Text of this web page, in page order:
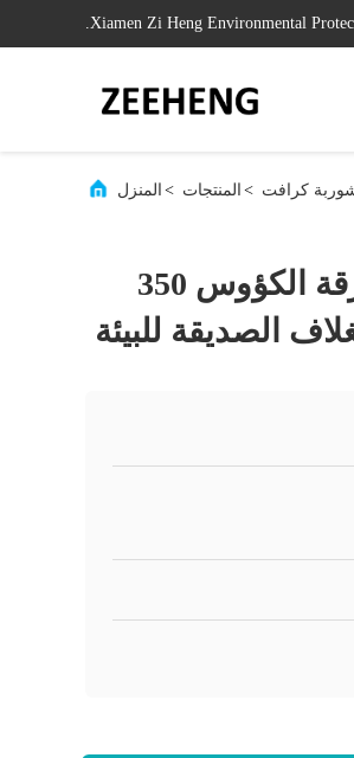
Xiamen Zi Heng Environmental
المنزل > المنتجات > كرافت
شرب / وجبة خفيفة كرافت ورقة الكؤوس 350
الصديقة للبيئة